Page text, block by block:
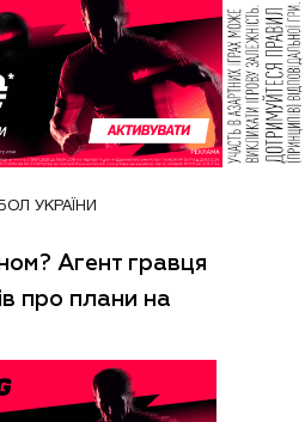
УКРАЇНИ
Агент гравця
про плани на